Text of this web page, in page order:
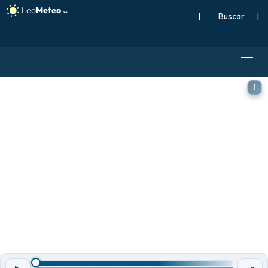
| |
ICON modelo - Sudeste